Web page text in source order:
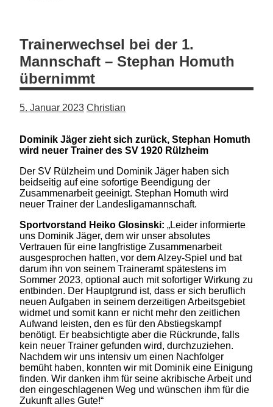
Trainerwechsel bei der 1.
Mannschaft – Stephan Homuth
übernimmt
5. Januar 2023 Christian
Dominik Jäger zieht sich zurück, Stephan Homuth
wird neuer Trainer des SV 1920 Rülzheim
Der SV Rülzheim und Dominik Jäger haben sich
beidseitig auf eine sofortige Beendigung der
Zusammenarbeit geeinigt. Stephan Homuth wird
neuer Trainer der Landesligamannschaft.
Sportvorstand Heiko Glosinski: „Leider informierte
uns Dominik Jäger, dem wir unser absolutes
Vertrauen für eine langfristige Zusammenarbeit
ausgesprochen hatten, vor dem Alzey-Spiel und bat
darum ihn von seinem Traineramt spätestens im
Sommer 2023, optional auch mit sofortiger Wirkung zu
entbinden. Der Hauptgrund ist, dass er sich beruflich
neuen Aufgaben in seinem derzeitigen Arbeitsgebiet
widmet und somit kann er nicht mehr den zeitlichen
Aufwand leisten, den es für den Abstiegskampf
benötigt. Er beabsichtigte aber die Rückrunde, falls
kein neuer Trainer gefunden wird, durchzuziehen.
Nachdem wir uns intensiv um einen Nachfolger
bemüht haben, konnten wir mit Dominik eine Einigung
finden. Wir danken ihm für seine akribische Arbeit und
den eingeschlagenen Weg und wünschen ihm für die
Zukunft alles Gute!“